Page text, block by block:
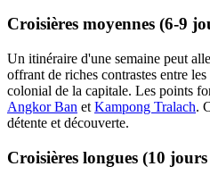
Croisières moyennes (6-9
Un itinéraire d'une semaine peut
offrant de riches contrastes entre
colonial de la capitale. Les points
Angkor Ban et Kampong Tralach.
détente et découverte.
Croisières longues (10